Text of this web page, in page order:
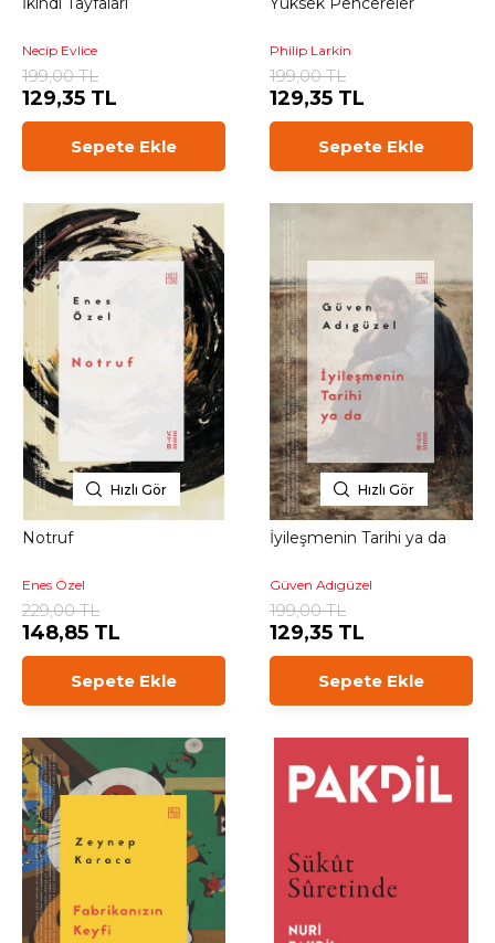
Necip Evlice
199,00 TL
129,35 TL
Sepete Ekle
Philip Larkin
199,00 TL
129,35 TL
Sepete Ekle
Hızlı Gör
Notruf
Enes Özel
229,00 TL
148,85 TL
Sepete Ekle
Hızlı Gör
İyileşmenin Tarihi ya da
Güven Adıgüzel
199,00 TL
129,35 TL
Sepete Ekle